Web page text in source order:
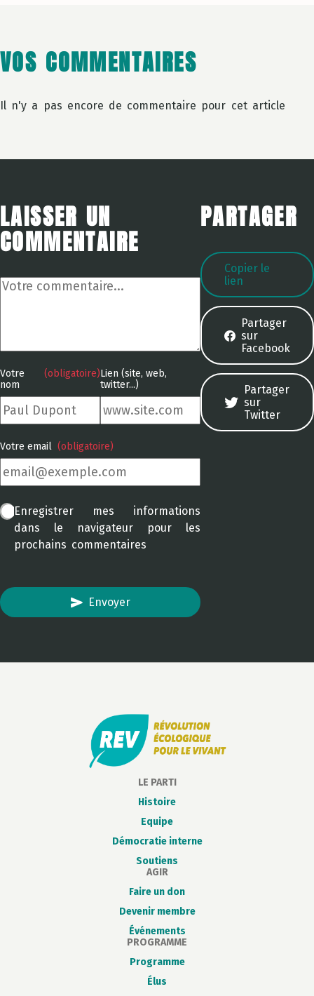
VOS COMMENTAIRES
Il n'y a pas encore de commentaire pour cet article
LAISSER UN
COMMENTAIRE
Votre
commentaire
Votre
nom
(obligatoire)Lien (site, web,
twitter...)
Votre email (obligatoire)
Enregistrer mes informations
dans le navigateur pour les
prochains commentaires
Envoyer
PARTAGER
Copier le
lien
Partager
sur
Facebook
Partager
sur
Twitter
LE PARTI
Histoire
Equipe
Démocratie interne
Soutiens
AGIR
Faire un don
Devenir membre
Événements
PROGRAMME
Programme
Élus